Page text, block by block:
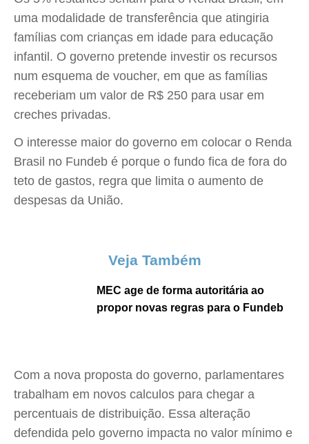
uma modalidade de transferência que atingiria
famílias com crianças em idade para educação
infantil. O governo pretende investir os recursos
num esquema de voucher, em que as famílias
receberiam um valor de R$ 250 para usar em
creches privadas.
O interesse maior do governo em colocar o Renda
Brasil no Fundeb é porque o fundo fica de fora do
teto de gastos, regra que limita o aumento de
despesas da União.
Veja Também
MEC age de forma autoritária ao
propor novas regras para o Fundeb
Com a nova proposta do governo, parlamentares
trabalham em novos calculos para chegar a
percentuais de distribuição. Essa alteração
defendida pelo governo impacta no valor mínimo e